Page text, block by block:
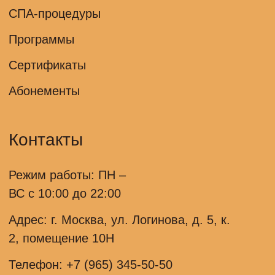
© Thai Mango Все права защищены